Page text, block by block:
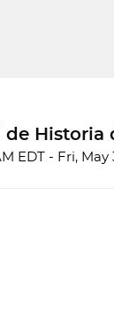
de
EDT - Fri, May